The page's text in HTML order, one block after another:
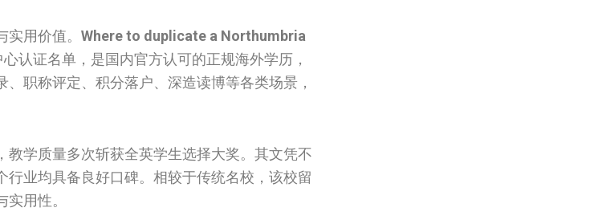
用价值。 Where to duplicate a Northumbria
认证名单，是国内官方认可的正规海外学历，
职称评定、积分落户、深造读博等各类场景，
学质量多次斩获全英学生选择大奖。其文凭不
业均具备良好口碑。相较于传统名校，该校留
用性。